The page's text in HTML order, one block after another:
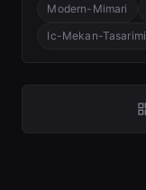
Modern-Mimari
Ic-Mekan-Tasarimi